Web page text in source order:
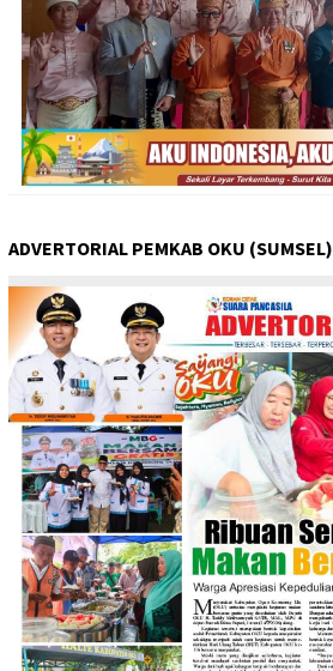
ADVERTORIAL PEMKAB OKU (SUMSEL)